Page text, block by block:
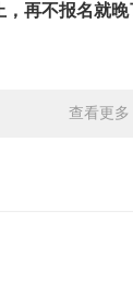
再不报名就晚
查看更多